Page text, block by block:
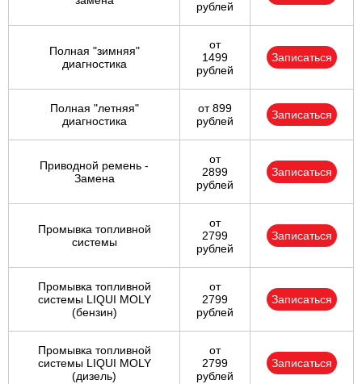
рублей
Полная "зимняя"
диагностика
от
1499
рублей
Записаться
Полная "летняя"
диагностика
от 899
рублей
Записаться
Приводной ремень -
Замена
от
2899
рублей
Записаться
Промывка топливной
системы
от
2799
рублей
Записаться
Промывка топливной
системы LIQUI MOLY
(бензин)
от
2799
рублей
Записаться
Промывка топливной
системы LIQUI MOLY
(дизель)
от
2799
рублей
Записаться